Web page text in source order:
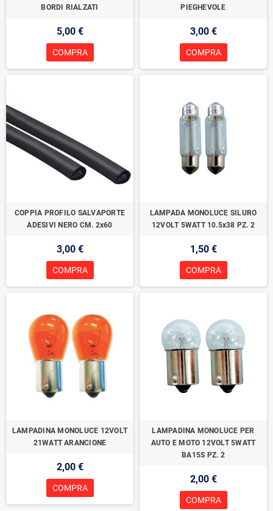
BORDI RIALZATI
5,00 €
COMPRA
PIEGHEVOLE
3,00 €
COMPRA
COPPIA PROFILO SALVAPORTE
ADESIVI NERO CM. 2x60
3,00 €
COMPRA
LAMPADA MONOLUCE SILURO
12VOLT 5WATT 10.5x38 PZ. 2
1,50 €
COMPRA
LAMPADINA MONOLUCE 12VOLT
21WATT ARANCIONE
2,00 €
COMPRA
LAMPADINA MONOLUCE PER
AUTO E MOTO 12VOLT 5WATT
BA15S PZ. 2
2,00 €
COMPRA